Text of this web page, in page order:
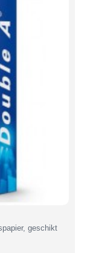
geschikt